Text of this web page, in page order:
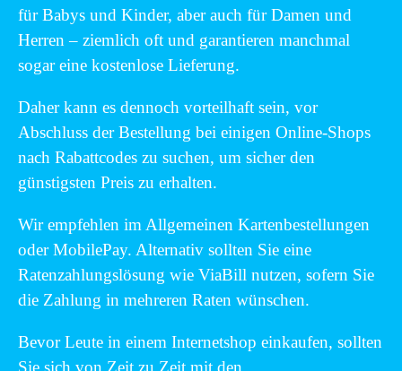
für Babys und Kinder, aber auch für Damen und
Herren – ziemlich oft und garantieren manchmal
sogar eine kostenlose Lieferung.
Daher kann es dennoch vorteilhaft sein, vor
Abschluss der Bestellung bei einigen Online-Shops
nach Rabattcodes zu suchen, um sicher den
günstigsten Preis zu erhalten.
Wir empfehlen im Allgemeinen Kartenbestellungen
oder MobilePay. Alternativ sollten Sie eine
Ratenzahlungslösung wie ViaBill nutzen, sofern Sie
die Zahlung in mehreren Raten wünschen.
Bevor Leute in einem Internetshop einkaufen, sollten
Sie sich von Zeit zu Zeit mit den